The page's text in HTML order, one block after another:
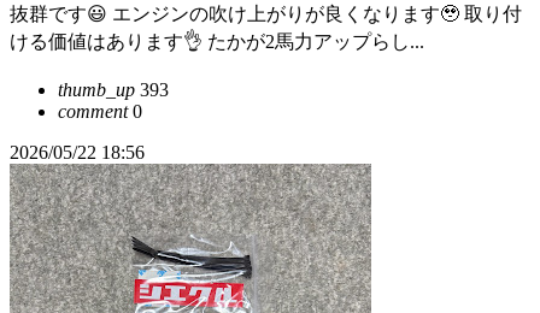
抜群です😃 エンジンの吹け上がりが良くなります🥹 取り付
ける価値はあります👌 たかが2馬力アップらし...
thumb_up 393
comment0
2026/05/22 18:56